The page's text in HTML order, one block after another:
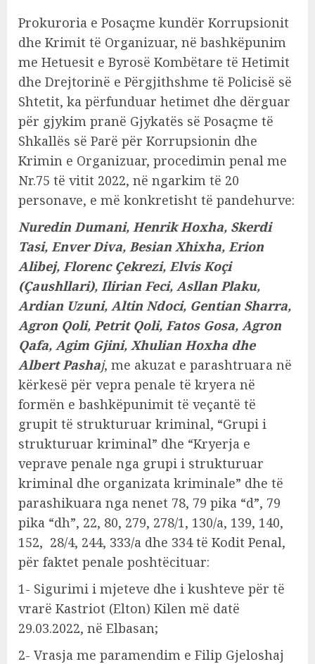
Prokuroria e Posaçme kundër Korrupsionit
dhe Krimit të Organizuar, në bashkëpunim
me Hetuesit e Byrosë Kombëtare të Hetimit
dhe Drejtorinë e Përgjithshme të Policisë së
Shtetit, ka përfunduar hetimet dhe dërguar
për gjykim pranë Gjykatës së Posaçme të
Shkallës së Parë për Korrupsionin dhe
Krimin e Organizuar, procedimin penal me
Nr.75 të vitit 2022, në ngarkim të 20
personave, e më konkretisht të pandehurve:
Nuredin Dumani, Henrik Hoxha, Skerdi
Tasi, Enver Diva, Besian Xhixha, Erion
Alibej, Florenc Çekrezi, Elvis Koçi
(Çaushllari), Ilirian Feci, Asllan Plaku,
Ardian Uzuni, Altin Ndoci, Gentian Sharra,
Agron Qoli, Petrit Qoli, Fatos Gosa, Agron
Qafa, Agim Gjini, Xhulian Hoxha dhe
Albert Pashaj, me akuzat e parashtruara në
kërkesë për vepra penale të kryera në
formën e bashkëpunimit të veçantë të
grupit të strukturuar kriminal, “Grupi i
strukturuar kriminal” dhe “Kryerja e
veprave penale nga grupi i strukturuar
kriminal dhe organizata kriminale” dhe të
parashikuara nga nenet 78, 79 pika “d”, 79
pika “dh”, 22, 80, 279, 278/1, 130/a, 139, 140,
152, 28/4, 244, 333/a dhe 334 të Kodit Penal,
për faktet penale poshtëcituar:
1- Sigurimi i mjeteve dhe i kushteve për të
vrarë Kastriot (Elton) Kilen më datë
29.03.2022, në Elbasan;
2- Vrasja me paramendim e Filip Gjeloshaj